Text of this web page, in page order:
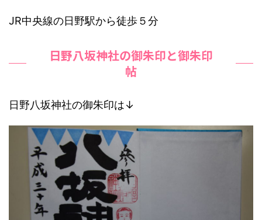
JR中央線の日野駅から徒歩５分
日野八坂神社の御朱印と御朱印
帖
日野八坂神社の御朱印は↓